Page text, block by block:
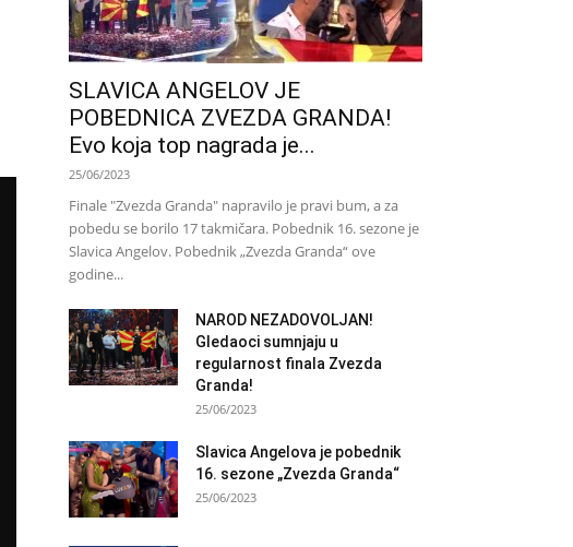
SLAVICA ANGELOV JE
POBEDNICA ZVEZDA GRANDA!
Evo koja top nagrada je...
25/06/2023
Finale "Zvezda Granda" napravilo je pravi bum, a za
pobedu se borilo 17 takmičara. Pobednik 16. sezone je
Slavica Angelov. Pobednik „Zvezda Granda“ ove
godine...
NAROD NEZADOVOLJAN!
Gledaoci sumnjaju u
regularnost finala Zvezda
Granda!
25/06/2023
Slavica Angelova je pobednik
16. sezone „Zvezda Granda“
25/06/2023